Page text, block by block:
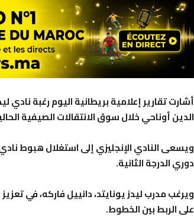
أشارت تقارير إعلامية بريطانية اليوم رغبة نادي
الدين أوناحي خلال سوق الانتقالات الصيفية
ويسعى النادي الإنجليزي إلى استغلال هبوط نادي
دوري الدرجة الثانية.
ويرغب مدرب ليدز يونايتد، دانييل فاركه، في
على الربط بين الخطوط.